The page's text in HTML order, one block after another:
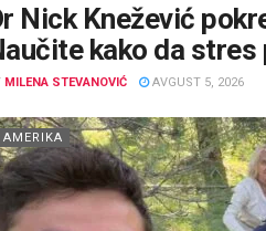
Nick Knežević
kako da
MILENA STEVANOVIĆ AVGUST 5, 2026
AMERIKA